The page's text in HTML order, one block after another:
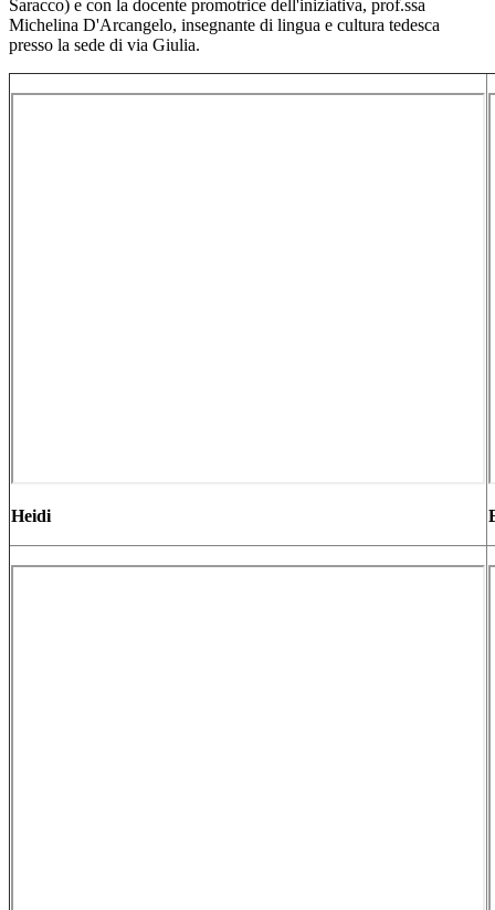
Saracco) e con la docente promotrice dell'iniziativa, prof.ssa
Michelina D'Arcangelo, insegnante di lingua e cultura tedesca
presso la sede di via Giulia.
Heidi